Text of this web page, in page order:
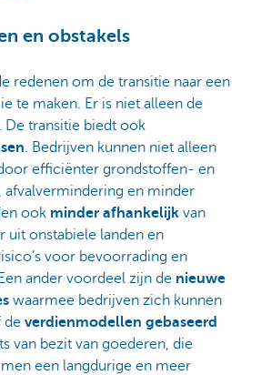
en obstakels
redenen om de transitie naar een
te maken. Er is niet alleen de
. De transitie biedt ook
. Bedrijven kunnen niet alleen
efficiënter grondstoffen- en
afvalvermindering en minder
ook minder afhankelijk van
uit onstabiele landen en
voor bevoorrading en
ander voordeel zijn de nieuwe
waarmee bedrijven zich kunnen
de verdienmodellen gebaseerd
van bezit van goederen, die
een langdurige en meer